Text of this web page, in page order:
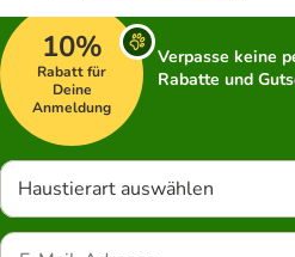
10%
Rabatt für
Deine
Anmeldung
Verpasse keine
Rabatte und
Haustierart auswählen